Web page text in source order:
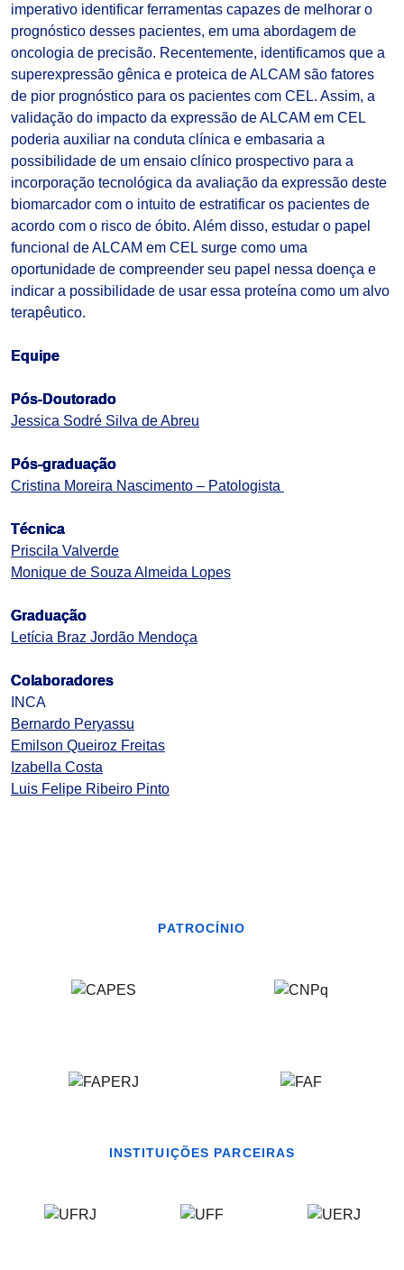
imperativo identificar ferramentas capazes de melhorar o
prognóstico desses pacientes, em uma abordagem de
oncologia de precisão. Recentemente, identificamos que a
superexpressão gênica e proteica de ALCAM são fatores
de pior prognóstico para os pacientes com CEL. Assim, a
validação do impacto da expressão de ALCAM em CEL
poderia auxiliar na conduta clínica e embasaria a
possibilidade de um ensaio clínico prospectivo para a
incorporação tecnológica da avaliação da expressão deste
biomarcador com o intuito de estratificar os pacientes de
acordo com o risco de óbito. Além disso, estudar o papel
funcional de ALCAM em CEL surge como uma
oportunidade de compreender seu papel nessa doença e
indicar a possibilidade de usar essa proteína como um alvo
terapêutico.
Equipe
Pós-Doutorado
Jessica Sodré Silva de Abreu
Pós-graduação
Cristina Moreira Nascimento – Patologista ​
Técnica
Priscila Valverde
Monique de Souza Almeida Lopes
Graduação
Letícia Braz Jordão Mendoça
Colaboradores
INCA
Bernardo Peryassu
Emilson Queiroz Freitas
Izabella Costa
Luis Felipe Ribeiro Pinto
PATROCÍNIO
INSTITUIÇÕES PARCEIRAS